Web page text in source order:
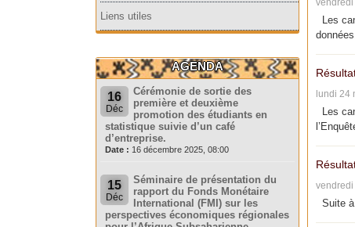
Les
lundi 24
Les
Suite
Liens utiles
AGENDA
16
Déc
Cérémonie de sortie des
première et deuxième
promotion des étudiants en
statistique suivie d’un café
d’entreprise.
Date : 16 décembre 2025, 08:00
15
Déc
Séminaire de présentation du
rapport du Fonds Monétaire
International (FMI) sur les
perspectives économiques régionales